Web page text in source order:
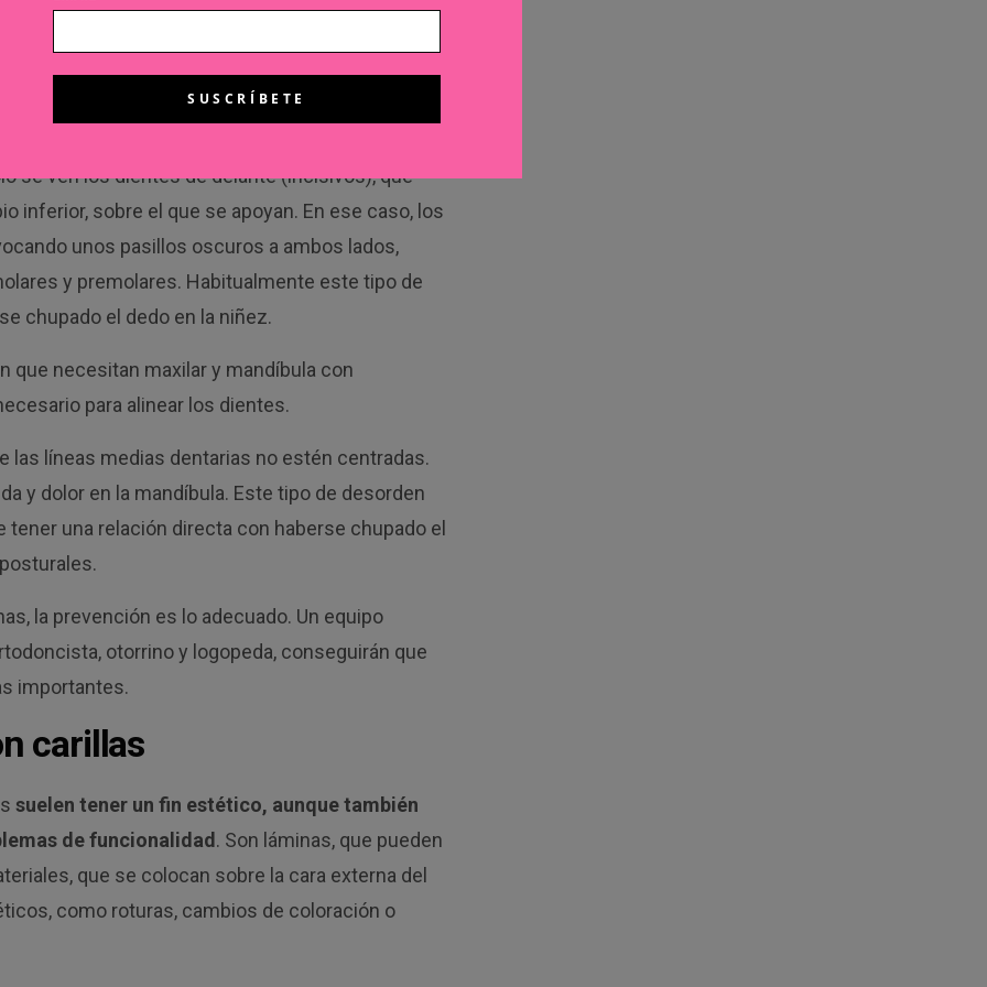
dientes es la principal solución, aunque a veces
o “gingivoplastia” o, incluso, alargamiento
láser o bisturí eléctrico.
se ven los dientes de delante (incisivos), que
inferior, sobre el que se apoyan. En ese caso, los
unos pasillos oscuros a ambos lados,
y premolares. Habitualmente este tipo de
chupado el dedo en la niñez.
que necesitan maxilar y mandíbula con
para alinear los dientes.
las líneas medias dentarias no estén centradas.
y dolor en la mandíbula. Este tipo de desorden
una relación directa con haberse chupado el
la prevención es lo adecuado. Un equipo
otorrino y logopeda, conseguirán que
importantes.
carillas
suelen tener un fin estético, aunque también
de funcionalidad. Son láminas, que pueden
que se colocan sobre la cara externa del
como roturas, cambios de coloración o